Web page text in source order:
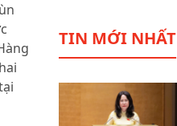
TIN MỚI NHẤT